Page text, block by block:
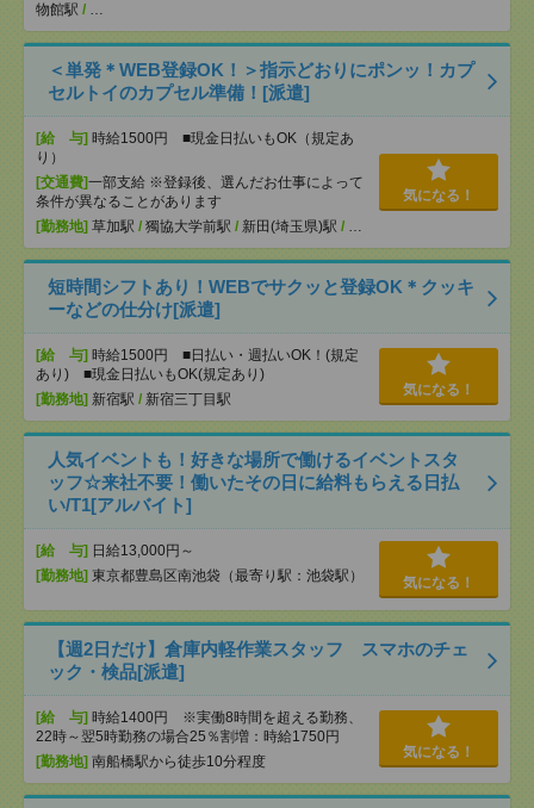
物館駅 / …
＜単発＊WEB登録OK！＞指示どおりにポンッ！カプ
セルトイのカプセル準備！[派遣]
[給 与] 時給1500円 ■現金日払いもOK（規定あ
り）
[交通費]一部支給 ※登録後、選んだお仕事によって
条件が異なることがあります
[勤務地] 草加駅 / 獨協大学前駅 / 新田(埼玉県)駅 / …
気になる！
短時間シフトあり！WEBでサクッと登録OK＊クッキ
ーなどの仕分け[派遣]
[給 与] 時給1500円 ■日払い・週払いOK！(規定
あり) ■現金日払いもOK(規定あり)
[勤務地] 新宿駅 / 新宿三丁目駅
気になる！
人気イベントも！好きな場所で働けるイベントスタ
ッフ☆来社不要！働いたその日に給料もらえる日払
い/T1[アルバイト]
[給 与] 日給13,000円～
[勤務地] 東京都豊島区南池袋（最寄り駅：池袋駅） 気になる！
【週2日だけ】倉庫内軽作業スタッフ スマホのチェ
ック・検品[派遣]
[給 与] 時給1400円 ※実働8時間を超える勤務、
22時～翌5時勤務の場合25％割増：時給1750円
[勤務地] 南船橋駅から徒歩10分程度
気になる！